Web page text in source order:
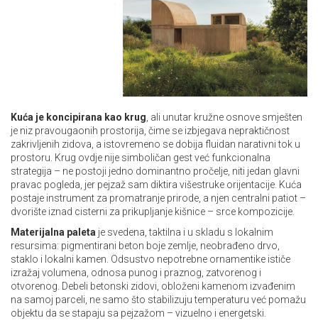
Kuća je koncipirana kao krug, ali unutar kružne osnove smješten
je niz pravougaonih prostorija, čime se izbjegava nepraktičnost
zakrivljenih zidova, a istovremeno se dobija fluidan narativni tok u
prostoru. Krug ovdje nije simboličan gest već funkcionalna
strategija – ne postoji jedno dominantno pročelje, niti jedan glavni
pravac pogleda, jer pejzaž sam diktira višestruke orijentacije. Kuća
postaje instrument za promatranje prirode, a njen centralni patiot –
dvorište iznad cisterni za prikupljanje kišnice – srce kompozicije.
Materijalna paleta je svedena, taktilna i u skladu s lokalnim
resursima: pigmentirani beton boje zemlje, neobrađeno drvo,
staklo i lokalni kamen. Odsustvo nepotrebne ornamentike ističe
izražaj volumena, odnosa punog i praznog, zatvorenog i
otvorenog. Debeli betonski zidovi, obloženi kamenom izvađenim
na samoj parceli, ne samo što stabilizuju temperaturu već pomažu
objektu da se stapaju sa pejzažom – vizuelno i energetski.